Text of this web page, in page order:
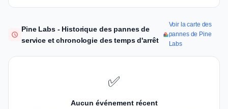
Pine Labs - Historique des pannes de
service et chronologie des temps d'arrêt
Voir la carte des
pannes de Pine
Labs
✅
Aucun événement récent